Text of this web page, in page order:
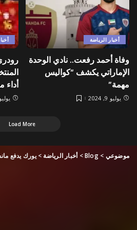
أخبار الرياضة
وفاة أحمد رفعت.. نادي الوحدة
الإماراتي يكشف “كواليس
مهمة”
يوليو 9, 2024
أداء
يوليو 9, 2024
Load More
موضوعي >
Blog
> أخبار الرياضة >يورك يدفع